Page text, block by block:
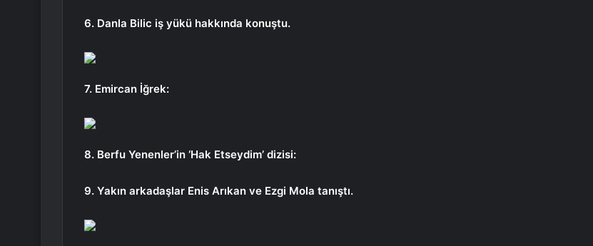
6. Danla Bilic iş yükü hakkında konuştu.
7. Emircan İğrek:
8. Berfu Yenenler’in ‘Hak Etseydim’ dizisi:
9. Yakın arkadaşlar Enis Arıkan ve Ezgi Mola tanıştı.